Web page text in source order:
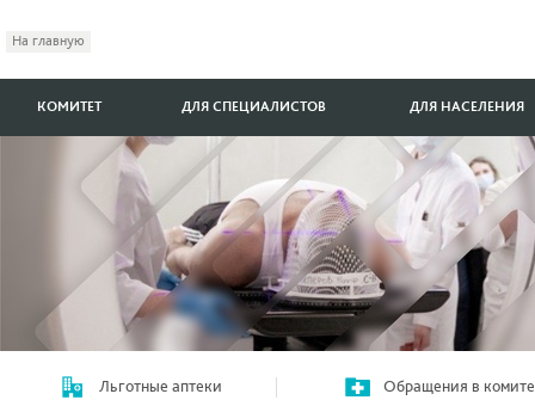
На главную
КОМИТЕТ ДЛЯ СПЕЦИАЛИСТОВ ДЛЯ НАСЕЛЕНИЯ
Льготные аптеки Обращения в